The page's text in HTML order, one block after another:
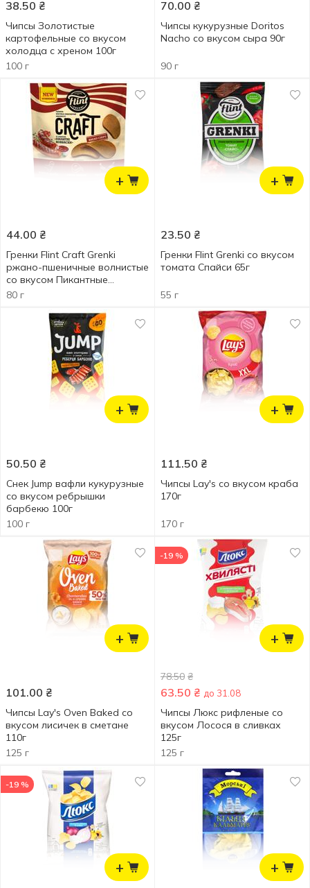
38.50 ₴
Чипсы Золотистые
картофельные со вкусом
холодца с хреном 100г
100 г
70.00 ₴
Чипсы кукурузные Doritos
Nacho со вкусом сыра 90г
90 г
+
44.00 ₴
Гренки Flint Craft Grenki
ржано-пшеничные волнистые
со вкусом Пикантные
колбаски 80г
80 г
+
23.50 ₴
Гренки Flint Grenki со вкусом
томата Спайси 65г
55 г
+
50.50 ₴
Снек Jump вафли кукурузные
со вкусом ребрышки
барбекю 100г
100 г
+
111.50 ₴
Чипсы Lay's со вкусом краба
170г
170 г
+
101.00 ₴
Чипсы Lay's Oven Baked со
вкусом лисичек в сметане
110г
125 г
+
-19 %
78.50 ₴
63.50 ₴ до 31.08
Чипсы Люкс рифленые со
вкусом Лосося в сливках
125г
125 г
+
-19 %
+